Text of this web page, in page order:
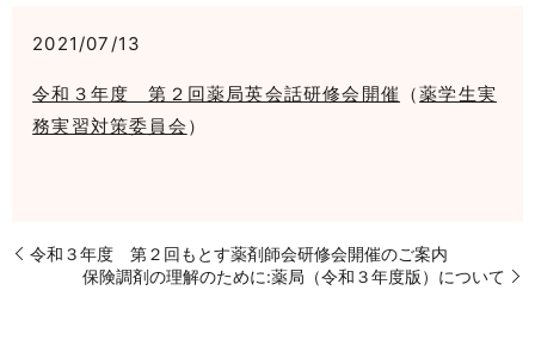
2021/07/13
令和３年度 第２回薬局英会話研修会開催 （薬学生実
務実習対策委員会 ）
令和３年度 第２回もとす薬剤師会研修会開催のご案内
保険調剤の理解のために:薬局（令和３年度版）について